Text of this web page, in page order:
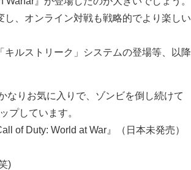
、オンライン対戦も戦略的でより楽しい
ルストリーク」システムの登場等、以降
なりお気に入りで、ゾンビを倒し続けて
プしています。
of Duty: World at War』（日本未発売）
)